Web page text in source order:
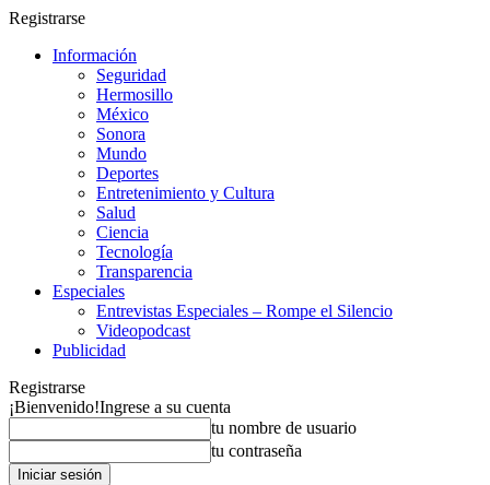
Registrarse
Información
Seguridad
Hermosillo
México
Sonora
Mundo
Deportes
Entretenimiento y Cultura
Salud
Ciencia
Tecnología
Transparencia
Especiales
Entrevistas Especiales – Rompe el Silencio
Videopodcast
Publicidad
Registrarse
¡Bienvenido!Ingrese a su cuenta
tu nombre de usuario
tu contraseña